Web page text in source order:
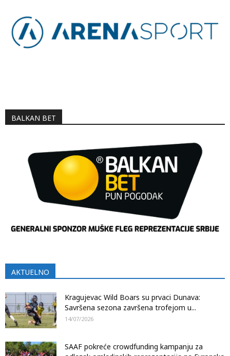
BALKAN BET
AKTUELNO
Kragujevac Wild Boars su prvaci Dunava:
Savršena sezona završena trofejom u...
14/07/2026
SAAF pokreće crowdfunding kampanju za